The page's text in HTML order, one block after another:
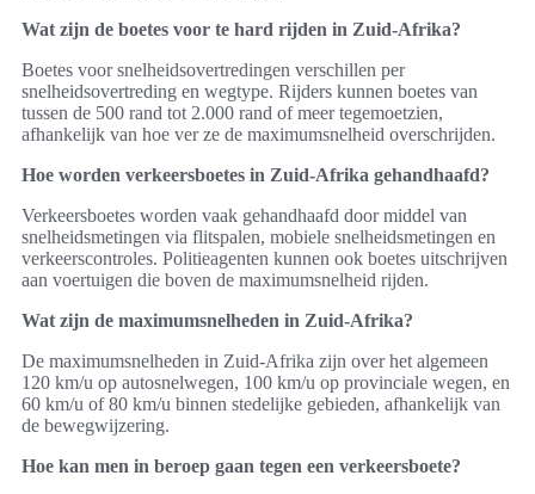
Wat zijn de boetes voor te hard rijden in Zuid-Afrika?
Boetes voor snelheidsovertredingen verschillen per
snelheidsovertreding en wegtype. Rijders kunnen boetes van
tussen de 500 rand tot 2.000 rand of meer tegemoetzien,
afhankelijk van hoe ver ze de maximumsnelheid overschrijden.
Hoe worden verkeersboetes in Zuid-Afrika gehandhaafd?
Verkeersboetes worden vaak gehandhaafd door middel van
snelheidsmetingen via flitspalen, mobiele snelheidsmetingen en
verkeerscontroles. Politieagenten kunnen ook boetes uitschrijven
aan voertuigen die boven de maximumsnelheid rijden.
Wat zijn de maximumsnelheden in Zuid-Afrika?
De maximumsnelheden in Zuid-Afrika zijn over het algemeen
120 km/u op autosnelwegen, 100 km/u op provinciale wegen, en
60 km/u of 80 km/u binnen stedelijke gebieden, afhankelijk van
de bewegwijzering.
Hoe kan men in beroep gaan tegen een verkeersboete?